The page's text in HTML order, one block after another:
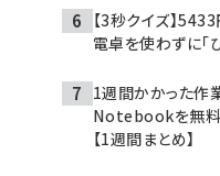
【3秒クイズ】
電卓を使わずに「
1週間かかった作
Notebookを無料
【1週間まとめ】